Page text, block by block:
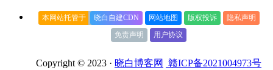
本网站托管于 晓白自建CDN 网站地图 版权投诉
隐私声明
免责声明
用户协议
Copyright © 2023 · 晓白博客网
赣ICP备2021004973号